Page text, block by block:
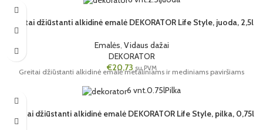
Greitai džiūstanti alkidinė emalė DEKORATOR Life Style, juoda, 2,5l
Emalės, Vidaus dažai
DEKORATOR
€20,73 su PVM
Greitai džiūstanti alkidinė emalė metaliniams ir mediniams paviršiams
6 vnt.0.75lPilka
Greitai džiūstanti alkidinė emalė DEKORATOR Life Style, pilka, 0,75l